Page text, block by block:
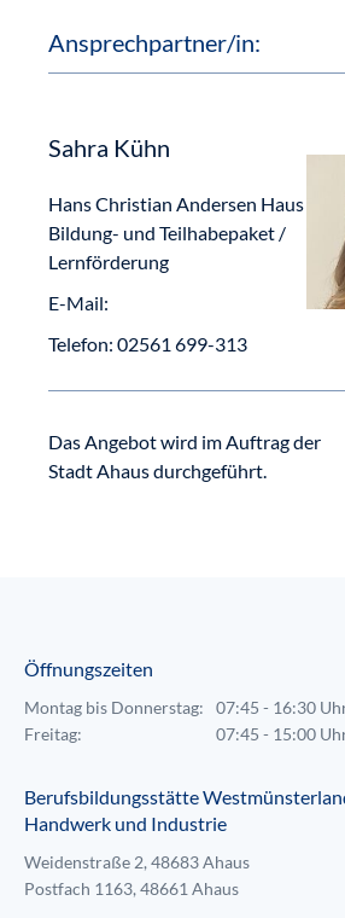
Ansprechpartner/in:
Sahra Kühn
Hans Christian Andersen Haus
Bildung- und Teilhabepaket /
Lernförderung
E-Mail:
Telefon: 02561 699-313
Das Angebot wird im Auftrag der
Stadt Ahaus durchgeführt.
Öffnungszeiten
Montag bis Donnerstag:
07:45 - 16:30
Freitag:
07:45 - 15:00
Berufsbildungsstätte
Handwerk und Industrie
Weidenstraße 2, 48683 Ahaus
Postfach 1163, 48661 Ahaus